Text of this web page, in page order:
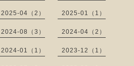
2025-04（2） 2025-01（1）
2024-08（3） 2024-04（2）
2024-01（1） 2023-12（1）